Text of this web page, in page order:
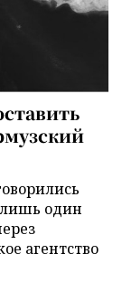
лишь один
агентство